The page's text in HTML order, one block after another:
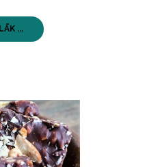
...